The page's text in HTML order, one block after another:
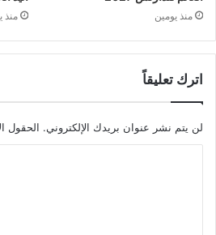
منذ يومين منذ
اترك تعليقاً
لن يتم نشر عنوان بريدك الإلكتروني. الحقول